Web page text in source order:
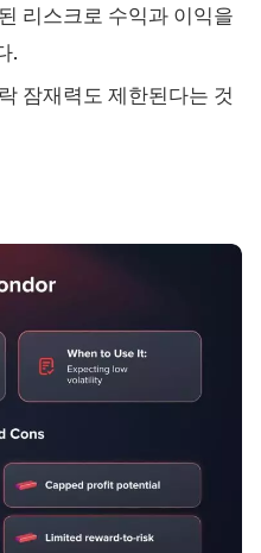
리스크로 수익과 이익을
.
잠재력도 제한된다는 것